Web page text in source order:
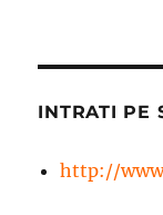
INTRATI PE
http://